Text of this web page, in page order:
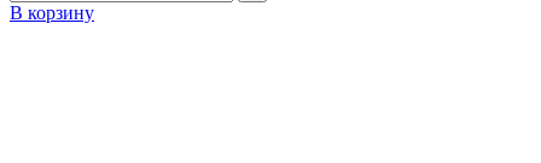
В корзину